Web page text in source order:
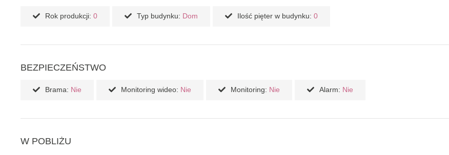
Rok produkcji: 0 Typ budynku: Dom Ilość pięter w budynku: 0
BEZPIECZEŃSTWO
Brama: Nie Monitoring wideo: Nie Monitoring: Nie Alarm: Nie
W POBLIŻU